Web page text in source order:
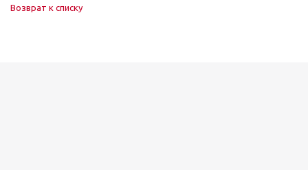
Возврат к списку